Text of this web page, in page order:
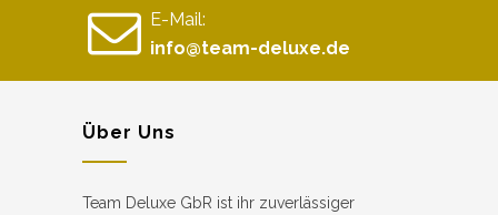
E-Mail:
info@team-deluxe.de
Über Uns
Team Deluxe GbR ist ihr zuverlässiger